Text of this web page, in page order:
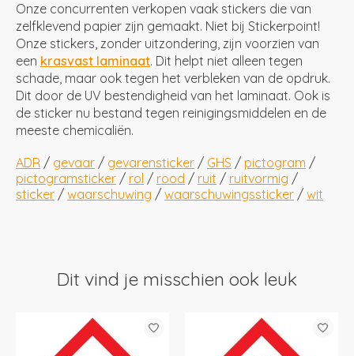
Onze concurrenten verkopen vaak stickers die van
zelfklevend papier zijn gemaakt. Niet bij Stickerpoint!
Onze stickers, zonder uitzondering, zijn voorzien van
een krasvast laminaat. Dit helpt niet alleen tegen
schade, maar ook tegen het verbleken van de opdruk.
Dit door de UV bestendigheid van het laminaat. Ook is
de sticker nu bestand tegen reinigingsmiddelen en de
meeste chemicaliën.
ADR / gevaar / gevarensticker / GHS / pictogram /
pictogramsticker / rol / rood / ruit / ruitvormig /
sticker / waarschuwing / waarschuwingssticker / wit
Dit vind je misschien ook leuk
Items van productcarrousel